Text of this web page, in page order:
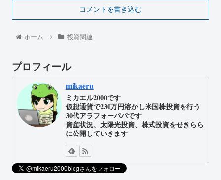
コメントを書き込む
ホーム 投資関連
プロフィール
mikaeru
ミカエル2000です
仮想通貨で230万円溶かし米国株投資を行う
30代アラフォーパパです
資産状況、太陽光投資、株式投資をせきらら
に公開していきます